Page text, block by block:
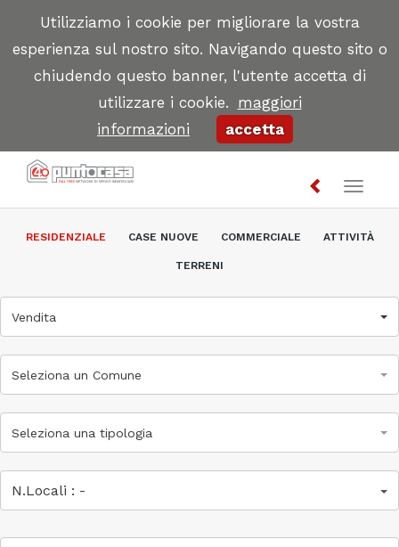
Utilizziamo i cookie per migliorare la vostra
esperienza sul nostro sito. Navigando questo sito o
chiudendo questo banner, l'utente accetta di
utilizzare i cookie. maggiori
informazioni
accetta
Toggle
RESIDENZIALE CASE NUOVE COMMERCIALE ATTIVITÀ
TERRENI
Vendita
Seleziona un Comune
Seleziona una tipologia
N.Locali : -